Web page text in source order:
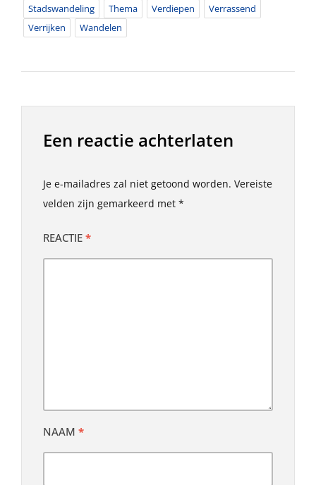
Stadswandeling
Thema Verdiepen
Verrassend
Verrijken
Wandelen
Een reactie achterlaten
Je e-mailadres zal niet getoond worden. Vereiste
velden zijn gemarkeerd met *
REACTIE *
NAAM *